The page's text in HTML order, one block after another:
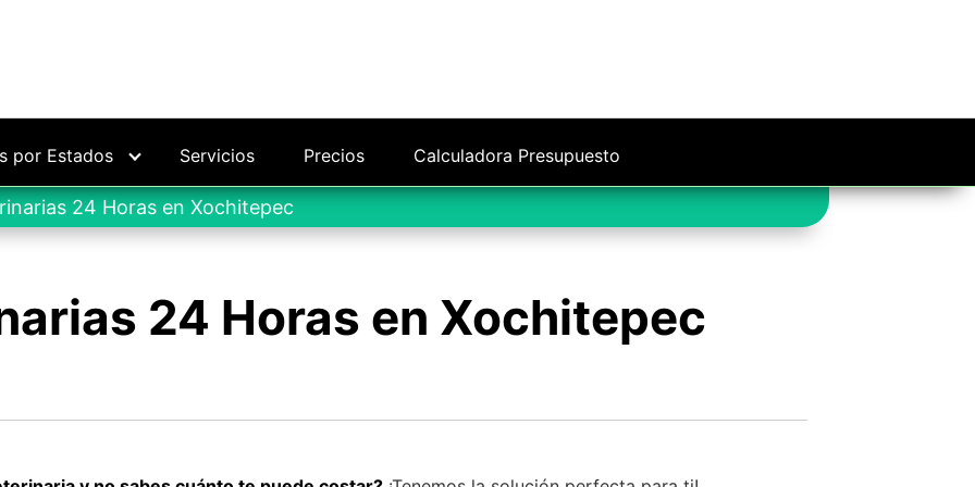
por Estados Servicios Precios Calculadora Presupuesto
24 Horas en Xochitepec
24 Horas en Xochitepec